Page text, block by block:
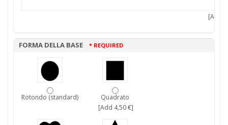
[Add
FORMA DELLA BASE * REQUIRED
Rotondo (standard)
Quadrato
[Add 4,50 €]